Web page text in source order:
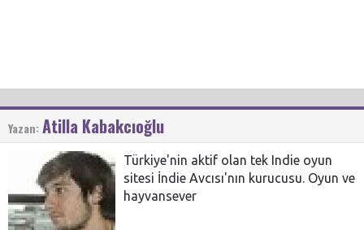
Yazan:Atilla Kabakcıoğlu
Türkiye'nin aktif olan tek Indie oyun
sitesi İndie Avcısı'nın kurucusu. Oyun ve
hayvansever